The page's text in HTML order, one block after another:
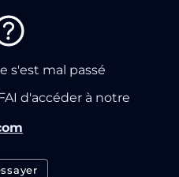
s'est mal passé
d'accéder à notre